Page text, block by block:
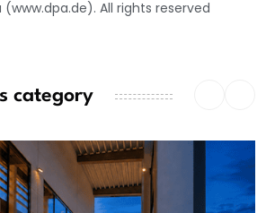
All rights reserved
category